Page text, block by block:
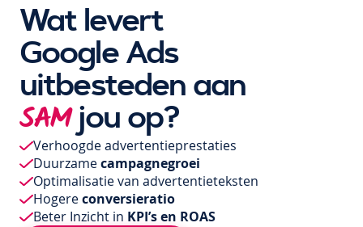
Wat levert
Google Ads
uitbesteden aan
SAMjou op?
Verhoogde advertentieprestaties
Duurzamecampagnegroei
Optimalisatie van advertentieteksten
Hogereconversieratio
Beter Inzicht in KPI’s en ROAS